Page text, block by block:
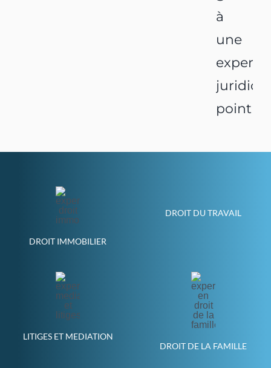
à
une
pointue
DROIT IMMOBILIER
DROIT DU TRAVAIL
LITIGES ET MEDIATION
DROIT DE LA FAMILLE